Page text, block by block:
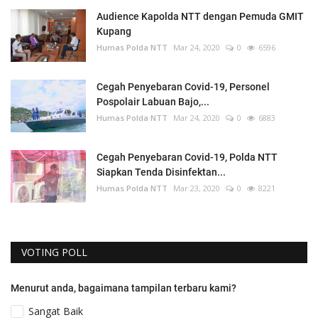
Audience Kapolda NTT dengan Pemuda GMIT
Kupang
Humas Polda NTT Mar 24, 2020 0 6596
Cegah Penyebaran Covid-19, Personel
Pospolair Labuan Bajo,...
Humas Polda NTT Mar 24, 2020 0 6883
Cegah Penyebaran Covid-19, Polda NTT
Siapkan Tenda Disinfektan...
Humas Polda NTT Mar 23, 2020 0 8221
VOTING POLL
Menurut anda, bagaimana tampilan terbaru kami?
Sangat Baik